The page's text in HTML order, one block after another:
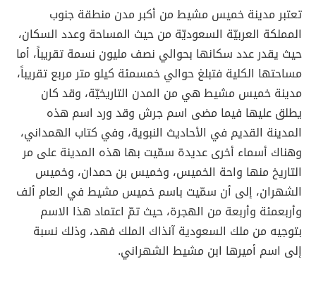
تعتبر مدينة خميس مشيط من أكبر مدن منطقة جنوب
المملكة العربيّة السعوديّة من حيث المساحة وعدد السكان،
حيث يقدر عدد سكانها بحوالي نصف مليون نسمة تقريباً، أما
مساحتها الكلية فتبلغ حوالي خمسمئة كيلو متر مربع تقريباً،
مدينة خميس مشيط هي من المدن التاريخيّة، وقد كان
يطلق عليها فيما مضى اسم جرش وقد ورد اسم هذه
المدينة القديم في الأحاديث النبوية، وفي كتاب الهمداني،
وهناك أسماء أخرى عديدة سمّيت بها هذه المدينة على مر
التاريخ منها واحة الخميس، وخميس بن حمدان، وخميس
الشهران، إلى أن سمّيت باسم خميس مشيط في العام ألف
وأربعمئة وأربعة من الهجرة، حيث تمّ اعتماد هذا الاسم
بتوجيه من ملك السعودية آنذاك الملك فهد، وذلك نسبة
إلى اسم أميرها ابن مشيط الشهراني.